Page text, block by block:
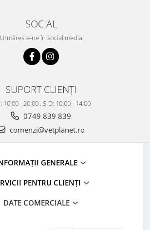
SOCIAL
Urmărește-ne în social media
SUPORT CLIENȚI
10:00 - 20:00 , S-D: 10:00 - 14:00
0749 839 839
comenzi@vetplanet.ro
GENERALE
PENTRU CLIENȚI
DATE COMERCIALE